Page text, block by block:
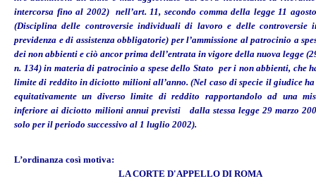
intercorsa fino al 2002) nell’art. 11, secondo comma della legge 11
(Disciplina delle controversie individuali di lavoro e delle controversie
previdenza e di assistenza obbligatorie) per l’ammissione al patrocinio a
dei non abbienti e ciò ancor prima dell’entrata in vigore della nuova legge
n. 134) in materia di patrocinio a spese dello Stato per i non abbienti, che
limite di reddito in diciotto milioni all’anno. (Nel caso di specie il giudice
equitativamente un diverso limite di reddito rapportandolo ad una
inferiore ai diciotto milioni annui previsti dalla stessa legge 29 marzo
solo per il periodo successivo al 1 luglio 2002).
L’ordinanza così motiva:
LA CORTE D'APPELLO DI ROMA